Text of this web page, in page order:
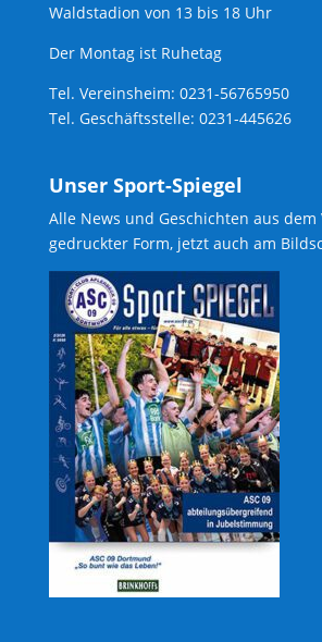
Waldstadion von 13 bis 18 Uhr
Der Montag ist Ruhetag
Tel. Vereinsheim: 0231-56765950
Tel. Geschäftsstelle: 0231-445626
Unser Sport-Spiegel
Alle News und Geschichten aus dem
gedruckter Form, jetzt auch am